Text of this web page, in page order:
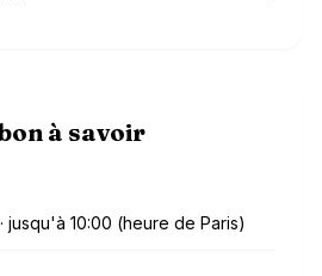
à savoir
jusqu'à 10:00 (heure de Paris)